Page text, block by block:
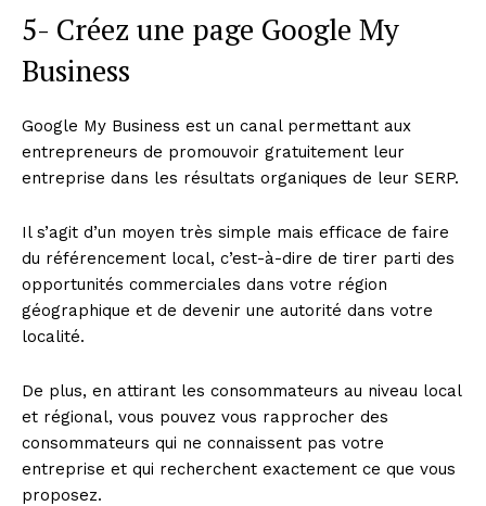
5- Créez une page Google My
Business
Google My Business est un canal permettant aux
entrepreneurs de promouvoir gratuitement leur
entreprise dans les résultats organiques de leur SERP.
Il s’agit d’un moyen très simple mais efficace de faire
du référencement local, c’est-à-dire de tirer parti des
opportunités commerciales dans votre région
géographique et de devenir une autorité dans votre
localité.
De plus, en attirant les consommateurs au niveau local
et régional, vous pouvez vous rapprocher des
consommateurs qui ne connaissent pas votre
entreprise et qui recherchent exactement ce que vous
proposez.